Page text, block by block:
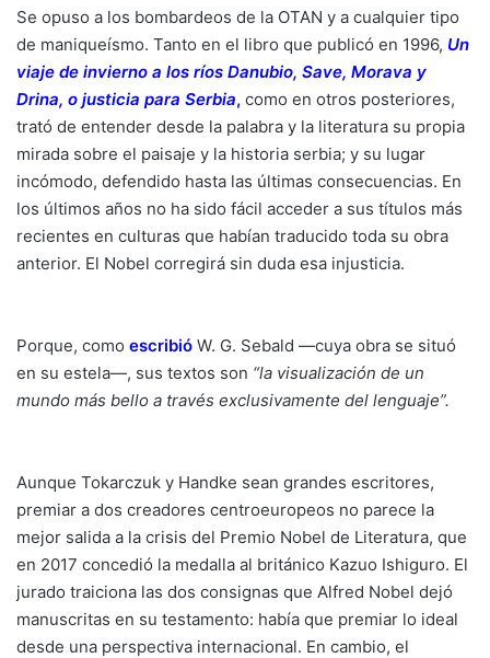
Se opuso a los bombardeos de la OTAN y a cualquier tipo
de maniqueísmo. Tanto en el libro que publicó en 1996, Un
viaje de invierno a los ríos Danubio, Save, Morava y
Drina, o justicia para Serbia, como en otros posteriores,
trató de entender desde la palabra y la literatura su propia
mirada sobre el paisaje y la historia serbia; y su lugar
incómodo, defendido hasta las últimas consecuencias. En
los últimos años no ha sido fácil acceder a sus títulos más
recientes en culturas que habían traducido toda su obra
anterior. El Nobel corregirá sin duda esa injusticia.
Porque, como escribió W. G. Sebald —cuya obra se situó
en su estela—, sus textos son “la visualización de un
mundo más bello a través exclusivamente del lenguaje”.
Aunque Tokarczuk y Handke sean grandes escritores,
premiar a dos creadores centroeuropeos no parece la
mejor salida a la crisis del Premio Nobel de Literatura, que
en 2017 concedió la medalla al británico Kazuo Ishiguro. El
jurado traiciona las dos consignas que Alfred Nobel dejó
manuscritas en su testamento: había que premiar lo ideal
desde una perspectiva internacional. En cambio, el